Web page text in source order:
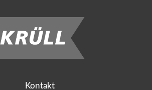
Kontakt